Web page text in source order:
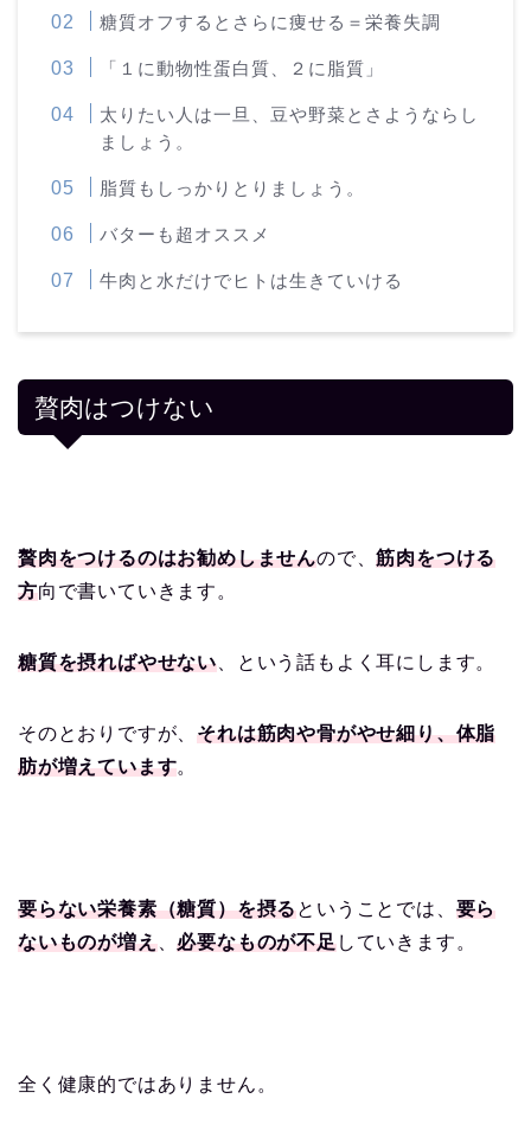
糖質オフするとさらに痩せる＝栄養失調
「１に動物性蛋白質、２に脂質」
太りたい人は一旦、豆や野菜とさようならし
ましょう。
脂質もしっかりとりましょう。
バターも超オススメ
牛肉と水だけでヒトは生きていける
贅肉はつけない
贅肉をつけるのはお勧めしませんので、筋肉をつける
方向で書いていきます。
糖質を摂ればやせない 、という話もよく耳にします。
そのとおりですが、それは筋肉や骨がやせ細り、体脂
肪が増えています。
要らない栄養素（糖質）を摂るということでは、 要ら
ないものが増え、必要なものが不足していきます。
全く健康的ではありません。